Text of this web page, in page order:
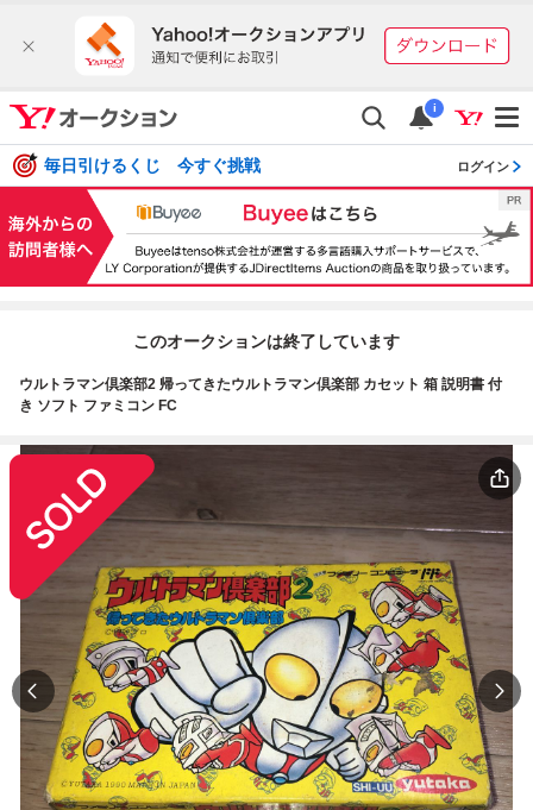
i
毎日引けるくじ 今すぐ挑戦 ログイン
このオークションは終了しています
ウルトラマン倶楽部2 帰ってきたウルトラマン倶楽部 カセット 箱 説明書 付
き ソフト ファミコン FC